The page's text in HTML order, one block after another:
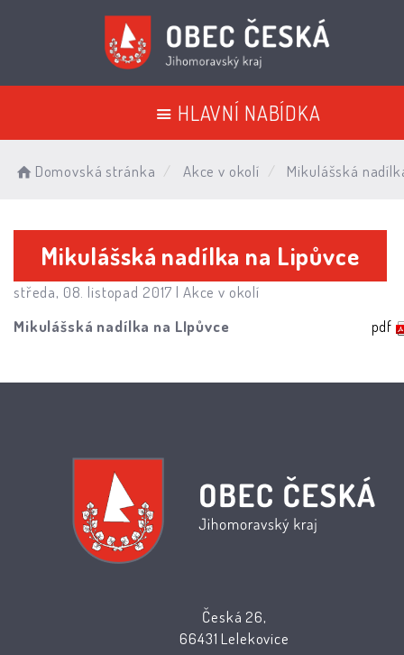
HLAVNÍ NABÍDKA
Domovská stránka Akce v okolí Mikulášská
Mikulášská nadílka na Lipůvce
středa, 08. listopad 2017 | Akce v okolí
Mikulášská nadílka na LIpůvce
pdf
Česká 26,
66431 Lelekovice